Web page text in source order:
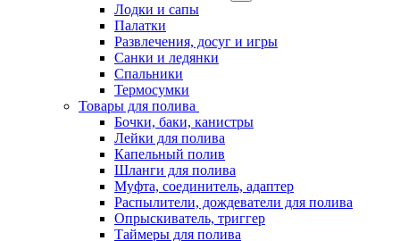
Лодки и сапы
Палатки
Развлечения, досуг и игры
Санки и ледянки
Спальники
Термосумки
Товары для полива
Бочки, баки, канистры
Лейки для полива
Капельный полив
Шланги для полива
Муфта, соединитель, адаптер
Распылители, дождеватели для полива
Опрыскиватель, триггер
Таймеры для полива